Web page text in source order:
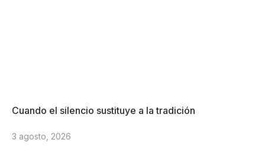
Cuando el silencio sustituye a la tradición
3 agosto, 2026